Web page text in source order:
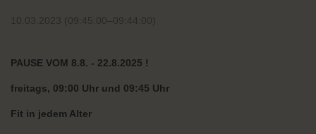
10.03.2023 (09:45:00–09:44:00)
PAUSE VOM 8.8. - 22.8.2025 !
freitags, 09:00 Uhr und 09:45 Uhr
Fit in jedem Alter